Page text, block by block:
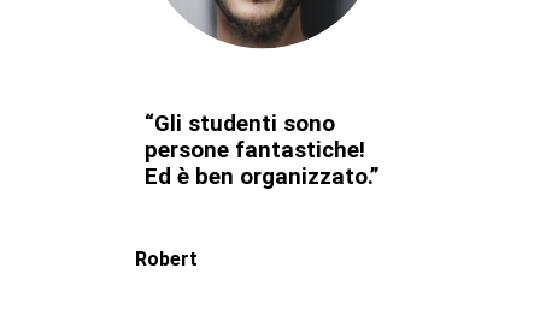
“Gli studenti sono
persone fantastiche!
Ed è ben organizzato.”
Robert